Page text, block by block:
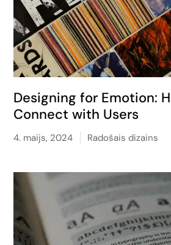
Designing for Emotion:
Connect with Users
4. maijs, 2024 Radošais dizains